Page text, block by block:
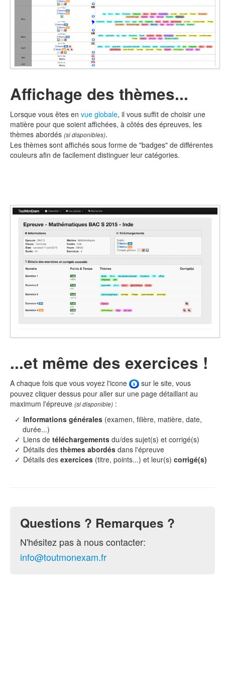
Affichage des thèmes...
Lorsque vous êtes en vue globale, il vous suffit de choisir une
matière pour que soient affichées, à côtés des épreuves, les
thèmes abordés (si disponibles).
Les thèmes sont affichés sous forme de "badges" de différentes
couleurs afin de facilement distinguer leur catégories.
...et même des exercices !
A chaque fois que vous voyez l'icone
sur le site, vous
pouvez cliquer dessus pour aller sur une page détaillant au
maximum l'épreuve (si disponible) :
Informations générales (examen, filière, matière, date,
durée...)
Liens detéléchargements du/des sujet(s) et corrigé(s)
Détails desthèmes abordés dans l'épreuve
Détails desexercices (titre, points...) et leur(s)corrigé(s)
Questions ? Remarques ?
N'hésitez pas à nous contacter:
info@toutmonexam.fr